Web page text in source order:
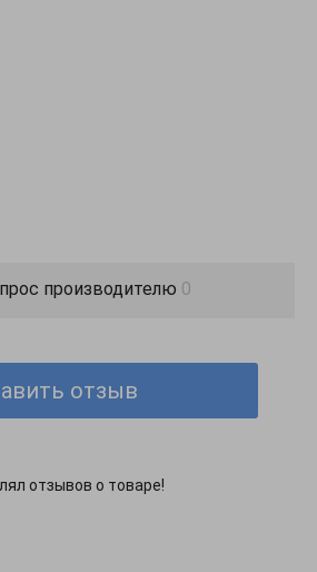
производителю 0
отзыв
отзывов о товаре!